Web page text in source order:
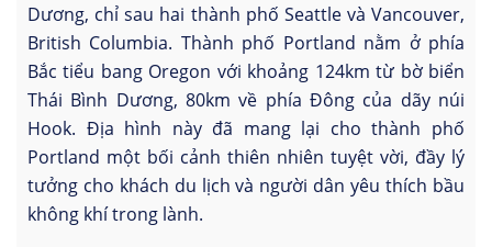
Dương, chỉ sau hai thành phố Seattle và Vancouver,
British Columbia. Thành phố Portland nằm ở phía
Bắc tiểu bang Oregon với khoảng 124km từ bờ biển
Thái Bình Dương, 80km về phía Đông của dãy núi
Hook. Địa hình này đã mang lại cho thành phố
Portland một bối cảnh thiên nhiên tuyệt vời, đầy lý
tưởng cho khách du lịch và người dân yêu thích bầu
không khí trong lành.